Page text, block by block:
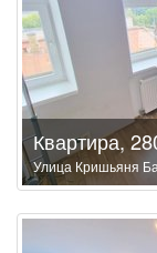
Квартира,
Улица Кришьяня